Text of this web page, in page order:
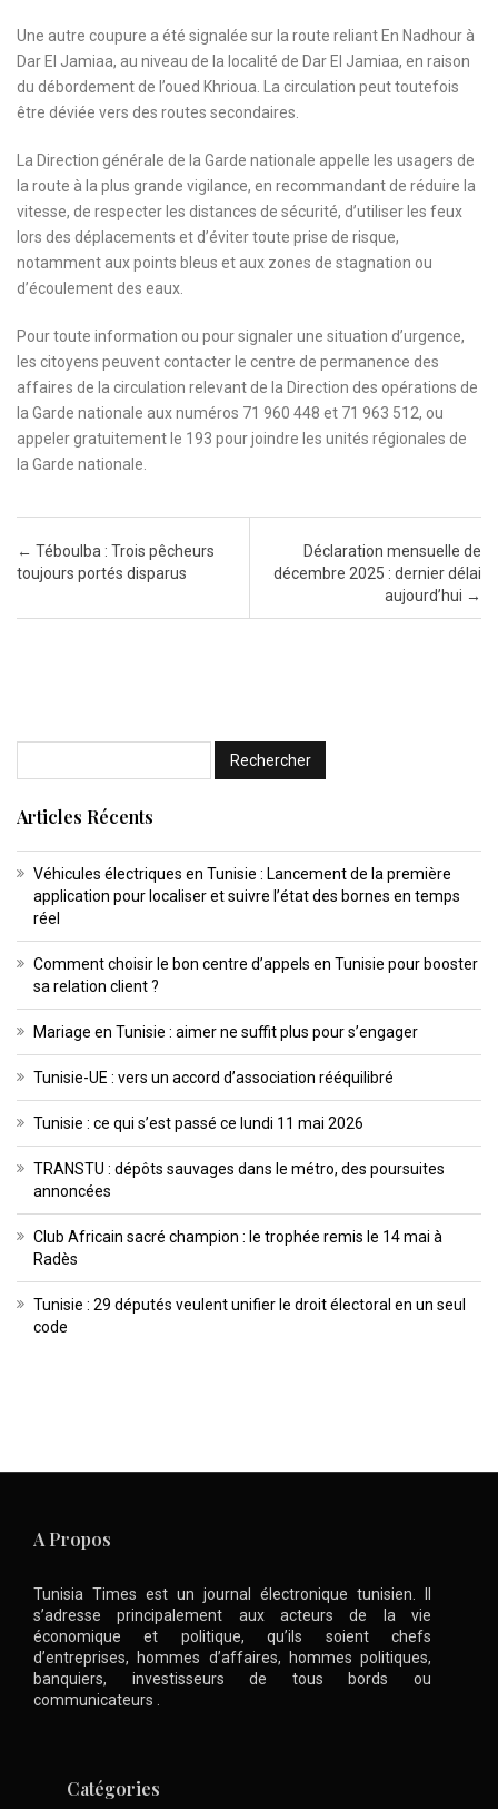
Une autre coupure a été signalée sur la route reliant En Nadhour à
Dar El Jamiaa, au niveau de la localité de Dar El Jamiaa, en raison
du débordement de l’oued Khrioua. La circulation peut toutefois
être déviée vers des routes secondaires.
La Direction générale de la Garde nationale appelle les usagers de
la route à la plus grande vigilance, en recommandant de réduire la
vitesse, de respecter les distances de sécurité, d’utiliser les feux
lors des déplacements et d’éviter toute prise de risque,
notamment aux points bleus et aux zones de stagnation ou
d’écoulement des eaux.
Pour toute information ou pour signaler une situation d’urgence,
les citoyens peuvent contacter le centre de permanence des
affaires de la circulation relevant de la Direction des opérations de
la Garde nationale aux numéros 71 960 448 et 71 963 512, ou
appeler gratuitement le 193 pour joindre les unités régionales de
la Garde nationale.
Post navigation
← Téboulba : Trois pêcheurs
toujours portés disparus
Déclaration mensuelle de
décembre 2025 : dernier délai
aujourd’hui →
Articles Récents
Véhicules électriques en Tunisie : Lancement de la première
application pour localiser et suivre l’état des bornes en temps
réel
Comment choisir le bon centre d’appels en Tunisie pour booster
sa relation client ?
Mariage en Tunisie : aimer ne suffit plus pour s’engager
Tunisie-UE : vers un accord d’association rééquilibré
Tunisie : ce qui s’est passé ce lundi 11 mai 2026
TRANSTU : dépôts sauvages dans le métro, des poursuites
annoncées
Club Africain sacré champion : le trophée remis le 14 mai à
Radès
Tunisie : 29 députés veulent unifier le droit électoral en un seul
code
A Propos
Tunisia Times est un journal électronique tunisien. Il
s’adresse principalement aux acteurs de la vie
économique et politique, qu’ils soient chefs
d’entreprises, hommes d’affaires, hommes politiques,
banquiers, investisseurs de tous bords ou
communicateurs .
Catégories